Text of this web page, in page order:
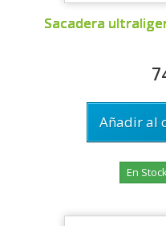
Sacadera
Añadir al
En